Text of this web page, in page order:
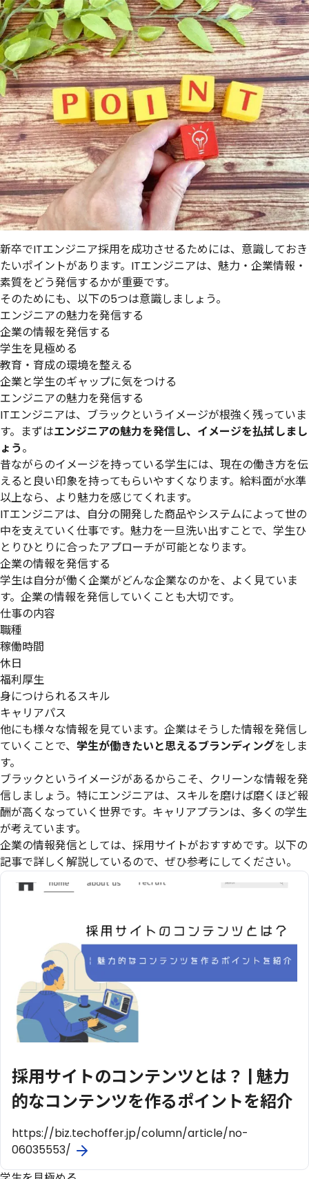
新卒でITエンジニア採用を成功させるためには、意識しておき
たいポイントがあります。ITエンジニアは、魅力・企業情報・
素質をどう発信するかが重要です。
そのためにも、以下の5つは意識しましょう。
エンジニアの魅力を発信する
企業の情報を発信する
学生を見極める
教育・育成の環境を整える
企業と学生のギャップに気をつける
エンジニアの魅力を発信する
ITエンジニアは、ブラックというイメージが根強く残っていま
す。まずはエンジニアの魅力を発信し、イメージを払拭しまし
ょう。
昔ながらのイメージを持っている学生には、現在の働き方を伝
えると良い印象を持ってもらいやすくなります。給料面が水準
以上なら、より魅力を感じてくれます。
ITエンジニアは、自分の開発した商品やシステムによって世の
中を支えていく仕事です。魅力を一旦洗い出すことで、学生ひ
とりひとりに合ったアプローチが可能となります。
企業の情報を発信する
学生は自分が働く企業がどんな企業なのかを、よく見ていま
す。企業の情報を発信していくことも大切です。
仕事の内容
職種
稼働時間
休日
福利厚生
身につけられるスキル
キャリアパス
他にも様々な情報を見ています。企業はそうした情報を発信し
ていくことで、 学生が働きたいと思えるブランディングをしま
す。
ブラックというイメージがあるからこそ、クリーンな情報を発
信しましょう。特にエンジニアは、スキルを磨けば磨くほど報
酬が高くなっていく世界です。キャリアプランは、多くの学生
が考えています。
企業の情報発信としては、採用サイトがおすすめです。以下の
記事で詳しく解説しているので、ぜひ参考にしてください。
採用サイトのコンテンツとは？ | 魅力
的なコンテンツを作るポイントを紹介
https://biz.techoffer.jp/column/article/no-
06035553/